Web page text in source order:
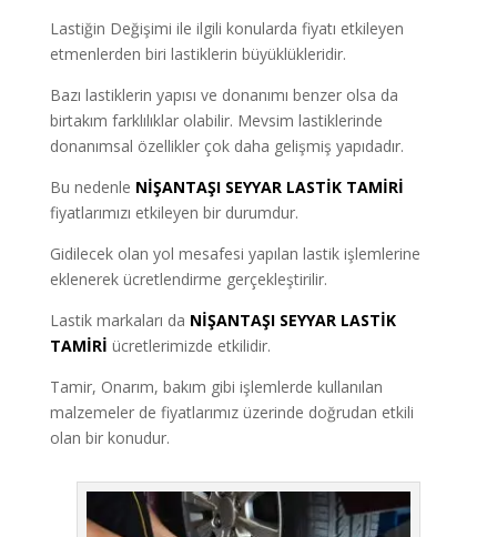
Lastiğin Değişimi ile ilgili konularda fiyatı etkileyen
etmenlerden biri lastiklerin büyüklükleridir.
Bazı lastiklerin yapısı ve donanımı benzer olsa da
birtakım farklılıklar olabilir. Mevsim lastiklerinde
donanımsal özellikler çok daha gelişmiş yapıdadır.
Bu nedenle NİŞANTAŞI SEYYAR LASTİK TAMİRİ
fiyatlarımızı etkileyen bir durumdur.
Gidilecek olan yol mesafesi yapılan lastik işlemlerine
eklenerek ücretlendirme gerçekleştirilir.
Lastik markaları da NİŞANTAŞI SEYYAR LASTİK
TAMİRİ ücretlerimizde etkilidir.
Tamir, Onarım, bakım gibi işlemlerde kullanılan
malzemeler de fiyatlarımız üzerinde doğrudan etkili
olan bir konudur.